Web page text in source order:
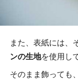
また、表紙には、
ンの生地を使用し
そのまま飾っても